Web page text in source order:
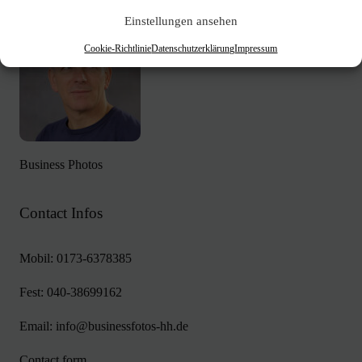
Einstellungen ansehen
Cookie-RichtlinieDatenschutzerklärungImpressum
Business Photos
Contact Infos
Mobil: 0173-6378385
Fest: 040-38699162
Email: info@businessfotos-hh.de